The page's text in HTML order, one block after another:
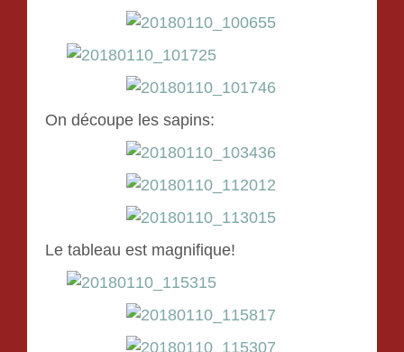
On découpe les sapins:
Le tableau est magnifique!